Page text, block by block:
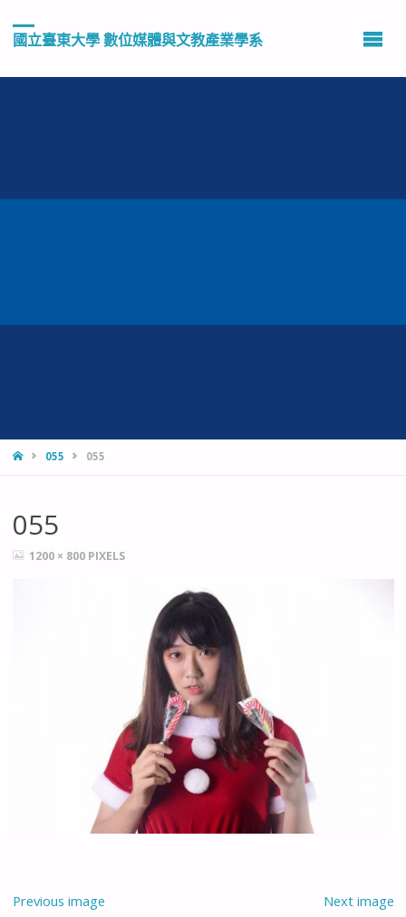
國立臺東大學 數位媒體與文教產業學系
HOME055 055
055
FULL1200 × 800 PIXELS
Previous image Next image